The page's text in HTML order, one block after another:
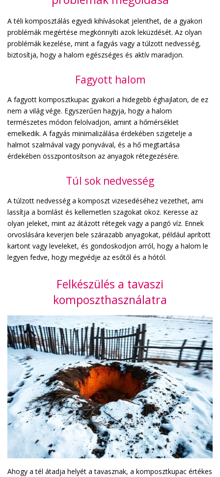
A téli komposztálás egyedi kihívásokat jelenthet, de a gyakori
problémák megértése megkönnyíti azok leküzdését. Az olyan
problémák kezelése, mint a fagyás vagy a túlzott nedvesség,
biztosítja, hogy a halom egészséges és aktív maradjon.
Fagyott halom
A fagyott komposztkupac gyakori a hidegebb éghajlaton, de ez
nem a világ vége. Egyszerűen hagyja, hogy a halom
természetes módon felolvadjon, amint a hőmérséklet
emelkedik. A fagyás minimalizálása érdekében szigetelje a
halmot szalmával vagy ponyvával, és a hő megtartása
érdekében összpontosítson az anyagok rétegezésére.
Túl sok nedvesség
A túlzott nedvesség a komposzt vizesedéséhez vezethet, ami
lassítja a bomlást és kellemetlen szagokat okoz. Keresse az
olyan jeleket, mint az átázott rétegek vagy a pangó víz. Ennek
orvoslására keverjen bele szárazabb anyagokat, például aprított
kartont vagy leveleket, és gondoskodjon arról, hogy a halom le
legyen fedve, hogy megvédje az esőtől és a hótól.
Felkészülés a tavaszi
komposzthasználatra
Ahogy a tél átadja helyét a tavasznak, a komposztkupac értékes